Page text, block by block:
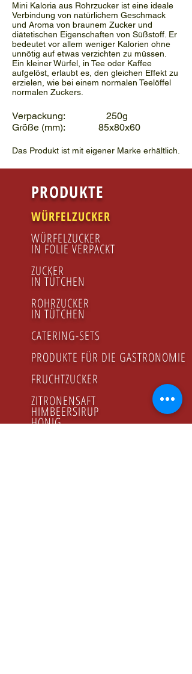
Mini Kaloria aus Rohrzucker ist eine ideale
Verbindung von natürlichem Geschmack
und Aroma von braunem Zucker und
diätetischen Eigenschaften von Süßstoff. Er
bedeutet vor allem weniger Kalorien ohne
unnötig auf etwas verzichten zu müssen.
Ein kleiner Würfel, in Tee oder Kaffee
aufgelöst, erlaubt es, den gleichen Effekt zu
erzielen, wie bei einem normalen Teelöffel
normalen Zuckers.
Verpackung: 250g
Größe (mm): 85x80x60
Das Produkt ist mit eigener Marke erhältlich.
PRODUKTE
WÜRFELZUCKER
WÜRFELZUCKER
IN FOLIE VERPACKT
ZUCKER
IN TÜTCHEN
ROHRZUCKER
IN TÜTCHEN
CATERING-SETS
PRODUKTE FÜR DIE GASTRONOMIE
FRUCHTZUCKER
ZITRONENSAFT
HIMBEERSIRUP
HONIG